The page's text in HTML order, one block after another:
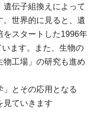
伝子組換えによって
。世界的に見ると、遺
をスタートした1996年
ます。また、生物の
物工場」の研究も進め
」とその応用となる
見ていきます